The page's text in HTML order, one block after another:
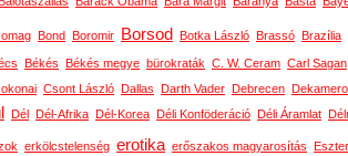
Bond Boromir Borsod Botka László Brassó Brazília
Békés Békés megye bürokraták C. W. Ceram Carl Sagan
Csont László Dallas Darth Vader Debrecen
Dél Dél-Afrika Dél-Korea Déli Konföderáció Déli Áramlat
erkölcstelenség erotika erőszakos magyarosítás